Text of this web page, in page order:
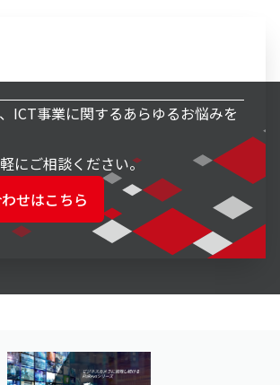
ICT事業に関するあらゆるお悩みを
にご相談ください。
せはこちら